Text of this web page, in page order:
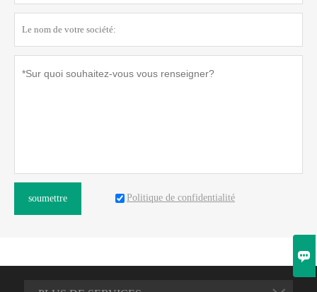
soumettre Politique de confidentialité
